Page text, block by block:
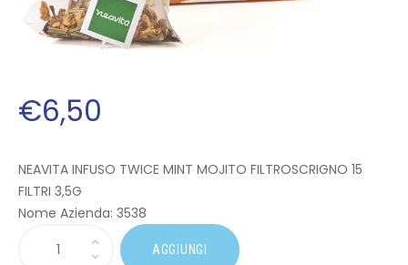
€6,50
NEAVITA INFUSO TWICE MINT MOJITO FILTROSCRIGNO 15
FILTRI 3,5G
Nome Azienda: 3538
AGGIUNGI